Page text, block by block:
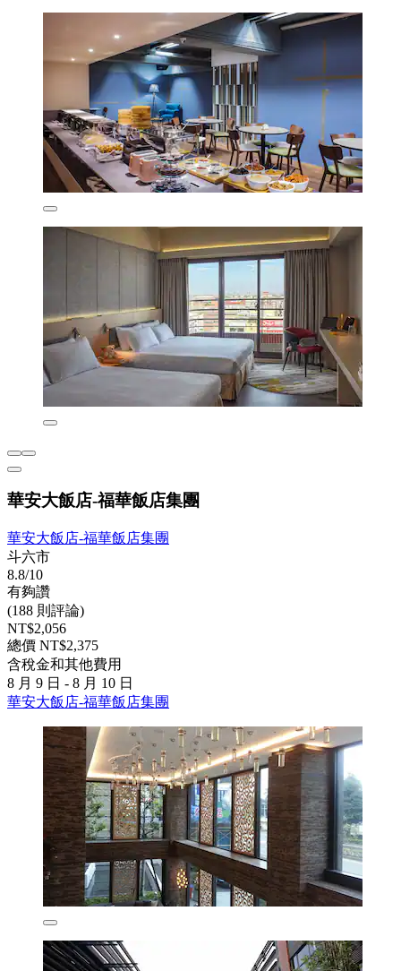
華安大飯店-福華飯店集團
華安大飯店-福華飯店集團
斗六市
8.8/10
有夠讚
(188 則評論)
NT$2,056
總價 NT$2,375
含稅金和其他費用
8 月 9 日 - 8 月 10 日
華安大飯店-福華飯店集團